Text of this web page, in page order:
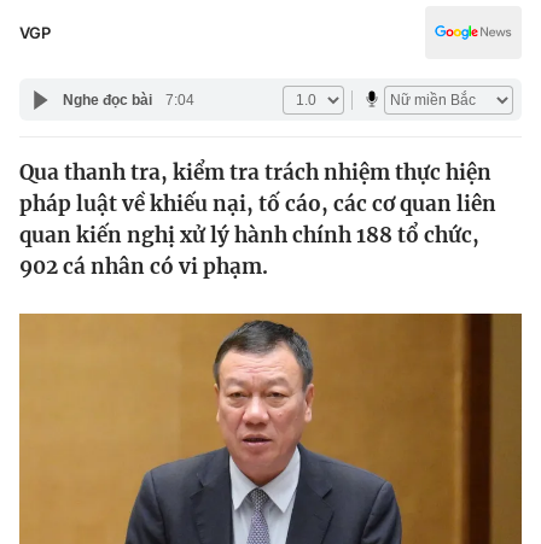
Thế giới
Tin tức
Thế giới đó đây
Kinh tế
Dữ liệu và đời sống
Giáo dục
VGP
Nghe đọc bài 7:04
Qua thanh tra, kiểm tra trách nhiệm thực hiện
pháp luật về khiếu nại, tố cáo, các cơ quan liên
quan kiến nghị xử lý hành chính 188 tổ chức,
902 cá nhân có vi phạm.